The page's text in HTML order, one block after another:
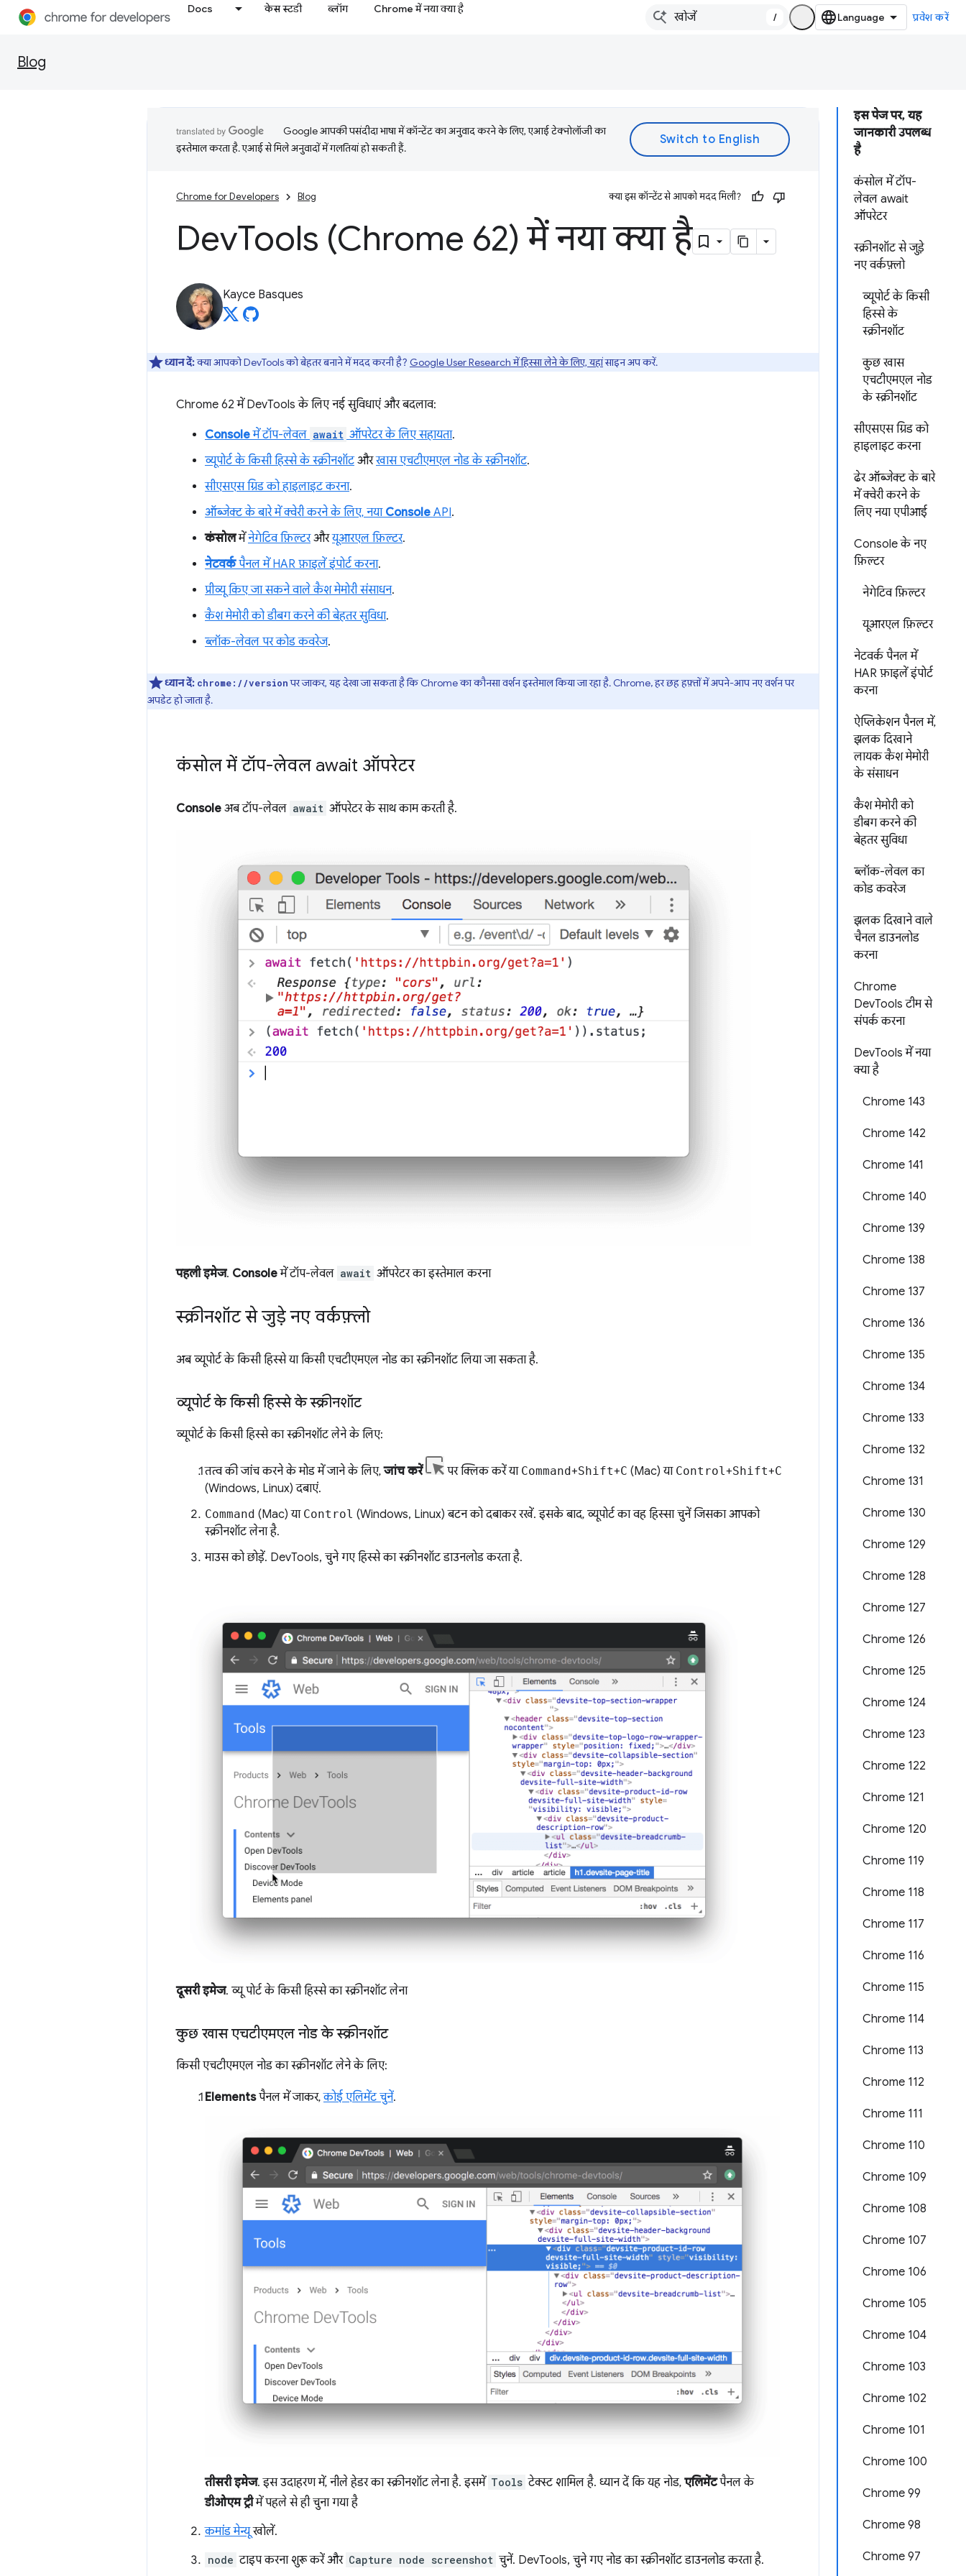
Docs केस स्टडी ब्लॉग Chrome में नया क्या है
/ प्रवेश करें
Blog
इस पेज पर, यह
जानकारी उपलब्ध
है
कंसोल में टॉप-
लेवल await
ऑपरेटर
स्क्रीनशॉट से जुड़े
नए वर्कफ़्लो
व्यूपोर्ट के किसी
हिस्से के
स्क्रीनशॉट
कुछ खास
एचटीएमएल नोड
के स्क्रीनशॉट
सीएसएस ग्रिड को
हाइलाइट करना
ढेर ऑब्जेक्ट के बारे
में क्वेरी करने के
लिए नया एपीआई
Console के नए
फ़िल्टर
नेगेटिव फ़िल्टर
यूआरएल फ़िल्टर
नेटवर्क पैनल में
HAR फ़ाइलें इंपोर्ट
करना
ऐप्लिकेशन पैनल में,
झलक दिखाने
लायक कैश मेमोरी
के संसाधन
कैश मेमोरी को
डीबग करने की
बेहतर सुविधा
ब्लॉक-लेवल का
कोड कवरेज
झलक दिखाने वाले
चैनल डाउनलोड
करना
Chrome
DevTools टीम से
संपर्क करना
DevTools में नया
क्या है
Chrome 143
Chrome 142
Chrome 141
Chrome 140
Chrome 139
Chrome 138
Chrome 137
Chrome 136
Chrome 135
Chrome 134
Chrome 133
Chrome 132
Chrome 131
Chrome 130
Chrome 129
Chrome 128
Chrome 127
Chrome 126
Chrome 125
Chrome 124
Chrome 123
Chrome 122
Chrome 121
Chrome 120
Chrome 119
Chrome 118
Chrome 117
Chrome 116
Chrome 115
Chrome 114
Chrome 113
Chrome 112
Chrome 111
Chrome 110
Chrome 109
Chrome 108
Chrome 107
Chrome 106
Chrome 105
Chrome 104
Chrome 103
Chrome 102
Chrome 101
Chrome 100
Chrome 99
Chrome 98
Chrome 97
Google आपकी पसंदीदा भाषा में कॉन्टेंट का अनुवाद करने के लिए, एआई टेक्नोलॉजी का
इस्तेमाल करता है. एआई से मिले अनुवादों में गलतियां हो सकती हैं.
Chrome for Developers Blog क्या इस कॉन्टेंट से आपको मदद मिली?
DevTools (Chrome 62) में नया क्या है
Kayce Basques
ध्यान दें:क्या आपको DevTools को बेहतर बनाने में मदद करनी है? Google User Research में हिस्सा लेने के लिए, यहांसाइन अप करें.
Chrome 62 में DevTools के लिए नई सुविधाएं और बदलाव:
Consoleमें टॉप-लेवल await ऑपरेटर के लिए सहायता.
व्यूपोर्ट के किसी हिस्से के स्क्रीनशॉटऔरखास एचटीएमएल नोड के स्क्रीनशॉट.
सीएसएस ग्रिड को हाइलाइट करना.
ऑब्जेक्ट के बारे में क्वेरी करने के लिए, नया Console API.
कंसोलमेंनेगेटिव फ़िल्टरऔरयूआरएल फ़िल्टर.
नेटवर्कपैनल में HAR फ़ाइलें इंपोर्ट करना.
प्रीव्यू किए जा सकने वाले कैश मेमोरी संसाधन.
कैश मेमोरी को डीबग करने की बेहतर सुविधा.
ब्लॉक-लेवल पर कोड कवरेज.
ध्यान दें: chrome://versionपर जाकर, यह देखा जा सकता है कि Chrome का कौनसा वर्शन इस्तेमाल किया जा रहा है. Chrome, हर छह हफ़्तों में अपने-आप नए वर्शन पर
अपडेट हो जाता है.
कंसोल में टॉप-लेवल await ऑपरेटर
Console अब टॉप-लेवल await ऑपरेटर के साथ काम करती है.
पहली इमेज. Consoleमें टॉप-लेवल await ऑपरेटर का इस्तेमाल करना
स्क्रीनशॉट से जुड़े नए वर्कफ़्लो
अब व्यूपोर्ट के किसी हिस्से या किसी एचटीएमएल नोड का स्क्रीनशॉट लिया जा सकता है.
व्यूपोर्ट के किसी हिस्से के स्क्रीनशॉट
व्यूपोर्ट के किसी हिस्से का स्क्रीनशॉट लेने के लिए:
तत्व की जांच करने के मोड में जाने के लिए,जांच करें पर क्लिक करें या Command+Shift+C (Mac) या Control +Shift+C
(Windows, Linux) दबाएं.
Command (Mac) या Control (Windows, Linux) बटन को दबाकर रखें. इसके बाद, व्यूपोर्ट का वह हिस्सा चुनें जिसका आपको
स्क्रीनशॉट लेना है.
माउस को छोड़ें. DevTools, चुने गए हिस्से का स्क्रीनशॉट डाउनलोड करता है.
दूसरी इमेज. व्यू पोर्ट के किसी हिस्से का स्क्रीनशॉट लेना
कुछ खास एचटीएमएल नोड के स्क्रीनशॉट
किसी एचटीएमएल नोड का स्क्रीनशॉट लेने के लिए:
Elementsपैनल में जाकर,कोई एलिमेंट चुनें.
तीसरी इमेज. इस उदाहरण में, नीले हेडर का स्क्रीनशॉट लेना है. इसमें Tools टेक्स्ट शामिल है. ध्यान दें कि यह नोड, एलिमेंटपैनल के
डीओएम ट्रीमें पहले से ही चुना गया है
कमांड मेन्यूखोलें.
node टाइप करना शुरू करें और Capture node screenshot चुनें. DevTools, चुने गए नोड का स्क्रीनशॉट डाउनलोड करता है.